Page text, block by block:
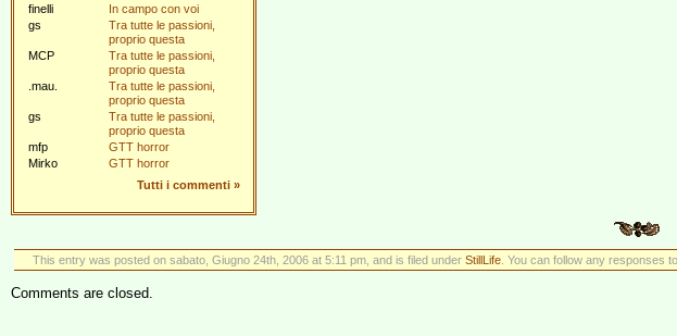
finelli
In campo con voi
gs
Tra tutte le passioni,
proprio questa
MCP
Tra tutte le passioni,
proprio questa
.mau.
Tra tutte le passioni,
proprio questa
gs
Tra tutte le passioni,
proprio questa
mfp
GTT horror
Mirko
GTT horror
Tutti i commenti »
This entry was posted on sabato, Giugno 24th, 2006 at 5:11 pm, and is filed under StillLife. You can follow any responses
Comments are closed.